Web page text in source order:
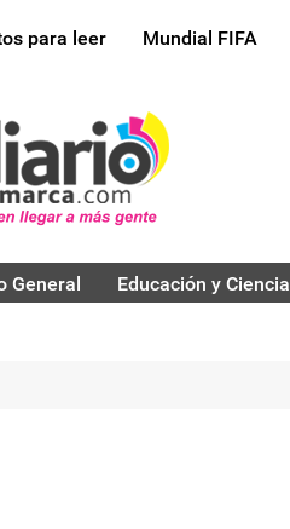
para leer Mundial FIFA
General Educación y Ciencia